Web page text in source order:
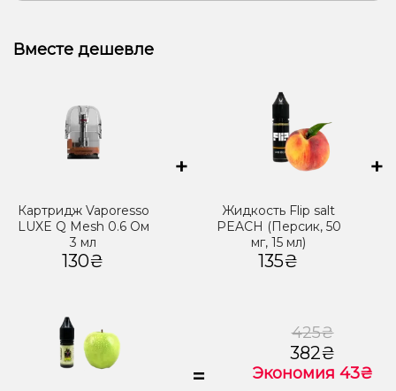
Вместе дешевле
Картридж Vaporesso
LUXE Q Mesh 0.6 Ом
3 мл
130₴
+
Жидкость Flip salt
PEACH (Персик, 50
мг, 15 мл)
135₴
+
=
425₴
382₴
Экономия 43₴